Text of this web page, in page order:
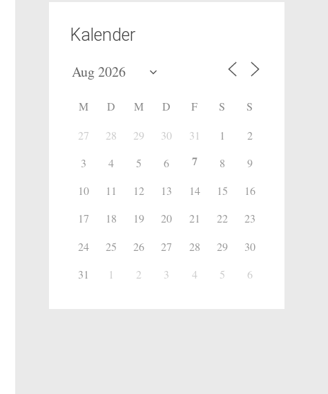
Kalender
M D M D F S S
27 28 29 30 31 1
2
3
4 5 6 7 8
9
10
11 12 13 14 15
16
17
18 19 20 21 22
23
24
25 26 27 28 29
30
31
1 2 3 4 5 6